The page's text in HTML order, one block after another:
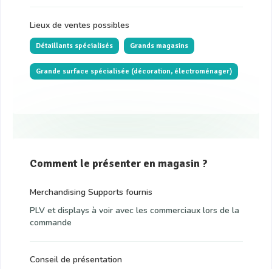
Lieux de ventes possibles
Détaillants spécialisés Grands magasins
Grande surface spécialisée (décoration, électroménager)
Comment le présenter en magasin ?
Merchandising Supports fournis
PLV et displays à voir avec les commerciaux lors de la
commande
Conseil de présentation